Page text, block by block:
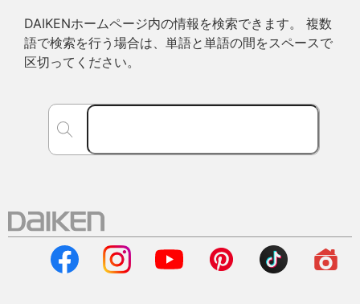
DAIKENホームページ内の情報を検索できます。 複数
語で検索を行う場合は、単語と単語の間をスペースで
区切ってください。